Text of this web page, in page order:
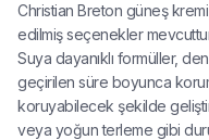
Christian Breton güneş
edilmiş seçenekler
Suya dayanıklı formüller,
geçirilen süre boyunca
koruyabilecek şekilde
veya yoğun terleme gibi